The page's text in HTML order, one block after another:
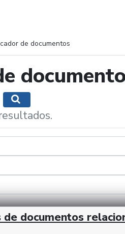
de documentos
Mostrar opciones de búsqueda
documentos